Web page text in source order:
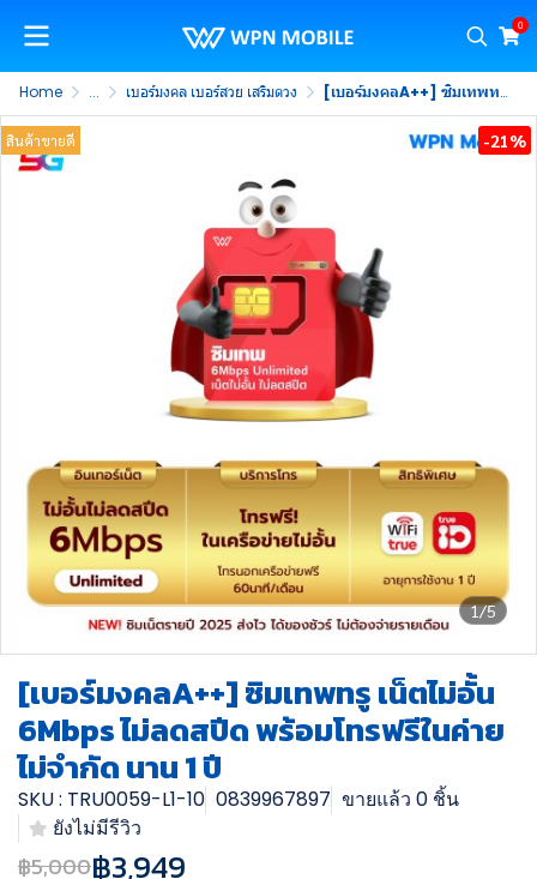
0
Home ... เบอร์มงคล เบอร์สวย เสริมดวง [เบอร์มงคลA++] ซิมเทพทรู เน็ตไม่อั้น 6Mbps ไม่ลดสปีด พร้อมโทรฟรีในค่าย ไม่จำกัด นาน 1 ปี
1/5
สินค้าขายดี -21%
[เบอร์มงคลA++] ซิมเทพทรู เน็ตไม่อั้น
6Mbps ไม่ลดสปีด พร้อมโทรฟรีในค่าย
ไม่จำกัด นาน 1 ปี
SKU : TRU0059-L1-10 0839967897 ขายแล้ว 0 ชิ้น
ยังไม่มีรีวิว
฿5,000฿3,949